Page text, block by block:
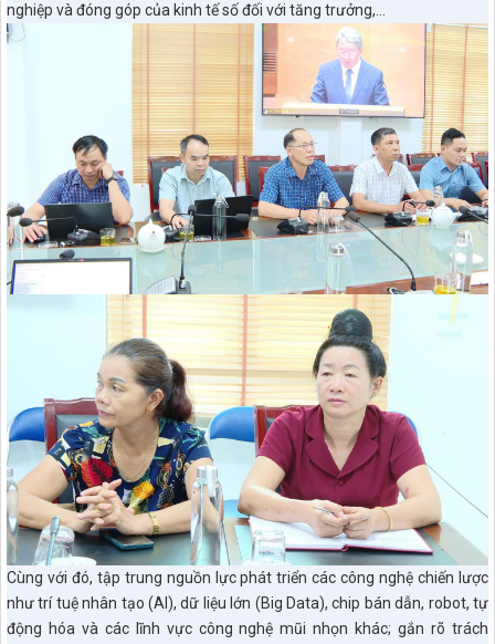
nghiệp và đóng góp của kinh tế số đối với tăng trưởng,…
Cùng với đó, tập trung nguồn lực phát triển các công nghệ chiến lược
như trí tuệ nhân tạo (AI), dữ liệu lớn (Big Data), chip bán dẫn, robot, tự
động hóa và các lĩnh vực công nghệ mũi nhọn khác; gắn rõ trách